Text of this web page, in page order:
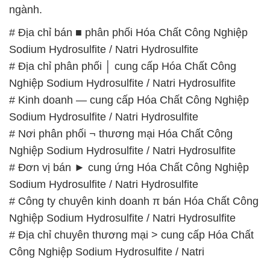
ngành.
# Địa chỉ bán ■ phân phối Hóa Chất Công Nghiệp
Sodium Hydrosulfite / Natri Hydrosulfite
# Địa chỉ phân phối │ cung cấp Hóa Chất Công
Nghiệp Sodium Hydrosulfite / Natri Hydrosulfite
# Kinh doanh — cung cấp Hóa Chất Công Nghiệp
Sodium Hydrosulfite / Natri Hydrosulfite
# Nơi phân phối ¬ thương mại Hóa Chất Công
Nghiệp Sodium Hydrosulfite / Natri Hydrosulfite
# Đơn vị bán ► cung ứng Hóa Chất Công Nghiệp
Sodium Hydrosulfite / Natri Hydrosulfite
# Công ty chuyên kinh doanh π bán Hóa Chất Công
Nghiệp Sodium Hydrosulfite / Natri Hydrosulfite
# Địa chỉ chuyên thương mại > cung cấp Hóa Chất
Công Nghiệp Sodium Hydrosulfite / Natri